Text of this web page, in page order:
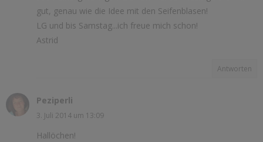
gut, genau wie die Idee mit den Seifenblasen!
LG und bis Samstag...ich freue mich schon!
Astrid
Antworten
Peziperli
3. Juli 2014 um 13:09
Hallöchen!